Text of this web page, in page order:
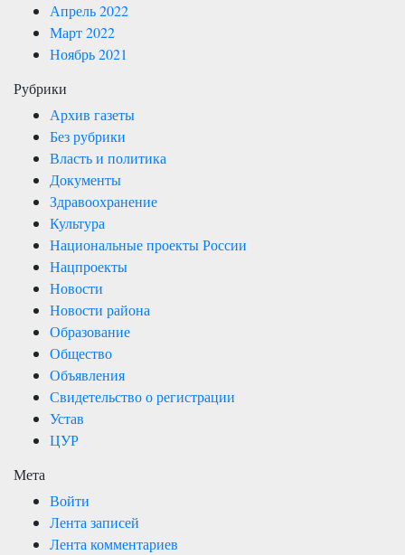
Апрель 2022
Март 2022
Ноябрь 2021
Рубрики
Архив газеты
Без рубрики
Власть и политика
Документы
Здравоохранение
Культура
Национальные проекты России
Нацпроекты
Новости
Новости района
Образование
Общество
Объявления
Свидетельство о регистрации
Устав
ЦУР
Мета
Войти
Лента записей
Лента комментариев